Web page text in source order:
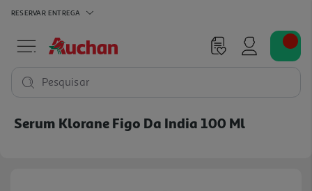
RESERVAR ENTREGA
Pesquisar
Serum Klorane Figo Da India 100 Ml